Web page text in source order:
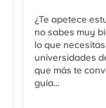
¿Te apetece
no sabes muy
lo que
universidades
que más te
guía...